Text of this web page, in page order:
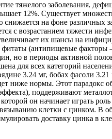
тяжелого заболевания,
12%. Существует
на фоне различных
с возрастанием тяжести
их шансы на
фитаты (антипищевые факторы
но в периоды активной
для всех категорий
3.24 мг, бобах фасоли
ниже нормы. Этот парадокс
поддерживают
он начинает играть
клетки с цинком. В
доставку цинка в